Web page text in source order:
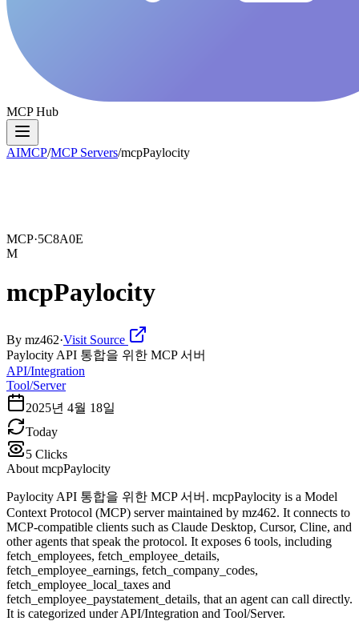
MCP Hub
AIMCP/MCP Servers/mcpPaylocity
MCP·5C8A0E
M
mcpPaylocity
By mz462·Visit Source
Paylocity API 통합을 위한 MCP 서버
API/Integration
Tool/Server
2025년 4월 18일
Today
5 Clicks
About mcpPaylocity
Paylocity API 통합을 위한 MCP 서버. mcpPaylocity is a Model
Context Protocol (MCP) server maintained by mz462. It connects to
MCP-compatible clients such as Claude Desktop, Cursor, Cline, and
other agents that speak the protocol. It exposes 6 tools, including
fetch_employees, fetch_employee_details,
fetch_employee_earnings, fetch_company_codes,
fetch_employee_local_taxes and
fetch_employee_paystatement_details, that an agent can call directly.
It is categorized under API/Integration and Tool/Server.